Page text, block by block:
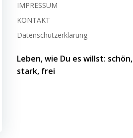
IMPRESSUM
KONTAKT
Datenschutzerklärung
Leben, wie Du es willst: schön,
stark, frei